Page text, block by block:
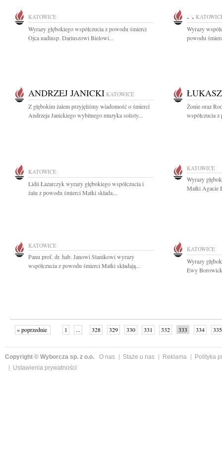
KATOWICE
Wyrazy głębokiego współczucia z powodu śmierci
Ojca nadinsp. Dariuszowi Bielowi...
. .
Wyrazy
powodu
ANDRZEJ JANICKI KATOWICE
Z głębokim żalem przyjęliśmy wiadomość o śmierci
Andrzeja Janickiego wybitnego muzyka solisty...
Żonie oraz
współczucia
KATOWICE
Lidii Łazarczyk wyrazy głębokiego współczucia i
żalu z powodu śmierci Matki składa...
KATOWICE
Wyrazy
Matki Agacie
KATOWICE
Panu prof. dr. hab. Janowi Stanikowi wyrazy
współczucia z powodu śmierci Matki składają...
KATOWICE
Wyrazy
Ewy
« poprzednie 1 ... 328 329 330 331 332 333 334
335
Copyright © Wyborcza sp. z o.o. O nas Staże u nas Reklama
Polityka
Ustawienia prywatności